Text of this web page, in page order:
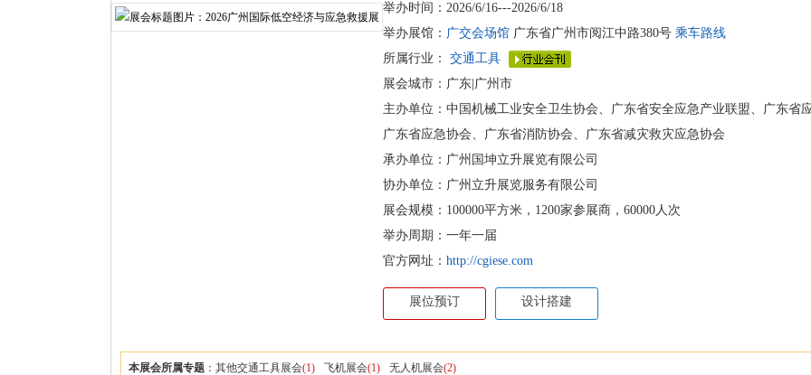
举办时间：2026/6/16---2026/6/18
举办展馆： 广交会场馆 广东省广州市阅江中路380号 乘车路线
所属行业： 交通工具
展会城市：广东|广州市
主办单位：中国机械工业安全卫生协会、广东省安全应急产业联盟、广东省
广东省应急协会、广东省消防协会、广东省减灾救灾应急协会
承办单位：广州国坤立升展览有限公司
协办单位：广州立升展览服务有限公司
展会规模：100000平方米，1200家参展商，60000人次
举办周期：一年一届
官方网址： http://cgiese.com
展位预订 设计搭建
本展会所属专题 ： 其他交通工具展会(1) 飞机展会(1) 无人机展会(2)